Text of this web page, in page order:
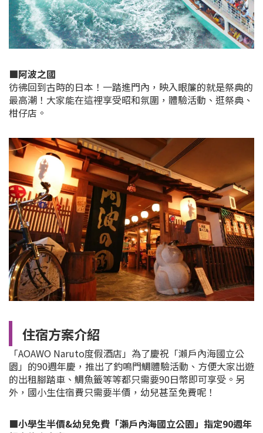
■阿波之國
彷彿回到古時的日本！一踏進門內，映入眼簾的就是祭典的
最高潮！大家能在這裡享受昭和氛圍，體驗活動、逛祭典、
柑仔店。
住宿方案介紹
「AOAWO Naruto度假酒店」為了慶祝「瀨戶內海國立公
園」的90週年慶，推出了釣鳴門鯛體驗活動、方便大家出遊
的出租腳踏車、鯛魚籤等等都只需要90日幣即可享受。另
外，國小生住宿費只需要半價，幼兒甚至免費呢！
■小學生半價&幼兒免費「瀨戶內海國立公園」指定90週年